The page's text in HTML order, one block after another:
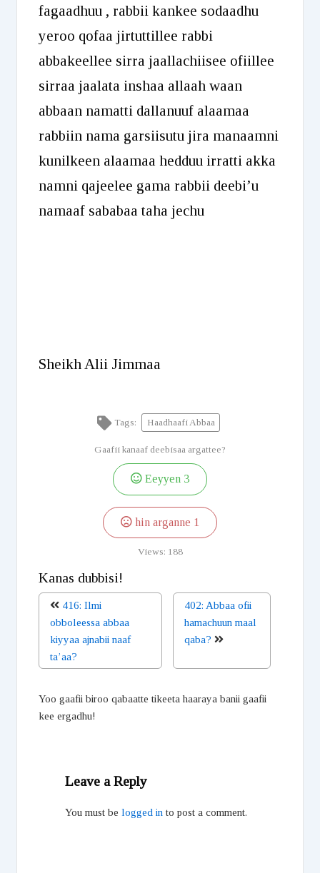
fagaadhuu , rabbii kankee sodaadhu
yeroo qofaa jirtuttillee rabbi
abbakeellee sirra jaallachiisee ofiillee
sirraa jaalata inshaa allaah waan
abbaan namatti dallanuuf alaamaa
rabbiin nama garsiisutu jira manaamni
kunilkeen alaamaa hedduu irratti akka
namni qajeelee gama rabbii deebi’u
namaaf sababaa taha jechu
Sheikh Alii Jimmaa
Tags: Haadhaafi Abbaa
Gaafii kanaaf deebisaa argattee?
Eeyyen 3
hin arganne 1
Views: 188
Kanas dubbisi!
416: Ilmi
obboleessa abbaa
kiyyaa ajnabii naaf
ta’aa?
402: Abbaa ofii
hamachuun maal
qaba?
Yoo gaafii biroo qabaatte tikeeta haaraya banii gaafii
kee ergadhu!
Leave a Reply
You must belogged in to post a comment.